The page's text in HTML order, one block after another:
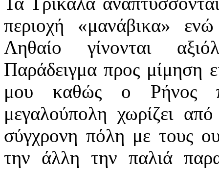
περιοχή «μανάβικα»
Ληθαίο γίνονται
Παράδειγμα προς μίμηση
μου καθώς ο Ρήνος
μεγαλούπολη χωρίζει
σύγχρονη πόλη με τους
την άλλη την παλιά